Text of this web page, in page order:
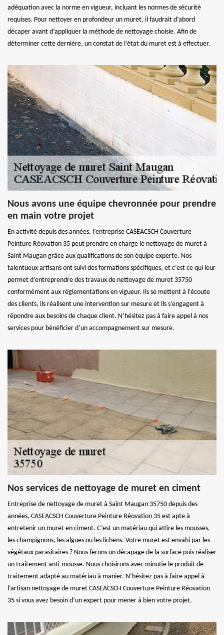
adéquation avec la norme en vigueur, incluant les normes de sécurité
requises. Pour nettoyer en profondeur un muret, il faudrait d’abord
décaper avant d’appliquer la méthode de nettoyage choisie. Afin de
déterminer cette dernière, un constat de l’état du muret est à effectuer.
Nous avons une équipe chevronnée pour prendre
en main votre projet
En activité depuis des années, l’entreprise CASEACSCH Couverture
Peinture Réovation 35 peut prendre en charge le nettoyage de muret à
Saint Maugan grâce aux qualifications de son équipe experte. Nos
talentueux artisans ont suivi des formations spécifiques, et c’est ce qui leur
permet d’entreprendre des travaux de nettoyage de muret 35750
conformément aux réglementations en vigueur. Ils se mettent à l’écoute
des clients, ils réalisent une intervention sur mesure et ils s’engagent à
répondre aux besoins de chaque client. N’hésitez pas à faire appel à nos
services pour bénéficier d’un accompagnement sur mesure.
Nos services de nettoyage de muret en ciment
Entreprise de nettoyage de muret à Saint Maugan 35750 depuis des
années, CASEACSCH Couverture Peinture Réovation 35 est apte à
entretenir un muret en ciment. C’est un matériau qui attire les mousses,
les champignons, les algues ou les lichens. Votre muret est envahi par les
végétaux parasitaires ? Nous ferons un décapage de la surface puis réaliser
un traitement anti-mousse. Nous choisirons avec minutie le produit de
traitement adapté au matériau à manier. N’hésitez pas à faire appel à
l’artisan nettoyage de muret CASEACSCH Couverture Peinture Réovation
35 si vous avez besoin d’un expert pour mener à bien votre projet.